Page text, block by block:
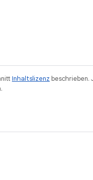
Inhaltslizenz beschrieben.